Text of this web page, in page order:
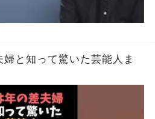
婦と知って驚いた芸能人ま